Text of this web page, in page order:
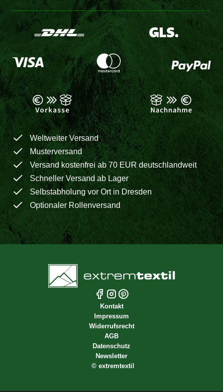
Weltweiter Versand
Musterversand
Versand kostenfrei ab 70 EUR deutschlandweit
Schneller Versand ab Lager
Selbstabholung vor Ort in Dresden
Optionaler Rollenversand
Kontakt
Impressum
Widerrufsrecht
AGB
Datenschutz
Newsletter
© extremtextil